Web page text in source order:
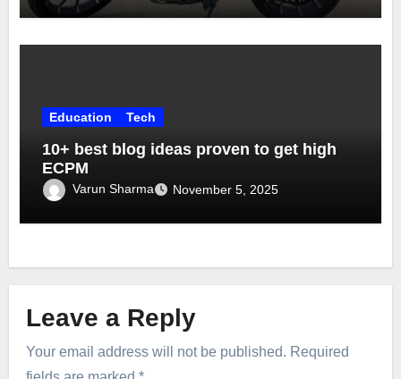
Education Tech
10+ best blog ideas proven to get high
ECPM
Varun Sharma November 5, 2025
Leave a Reply
Your email address will not be published. Required